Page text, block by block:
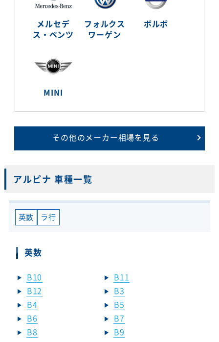
メルセデ
ス・ベンツ
フォルクス
ワーゲン
ボルボ
MINI
その他のメーカー相場を見る
アルピナ 車種一覧
英数 ラ行
英数
B10
B11
B12
B3
B4
B5
B6
B7
B8
B9